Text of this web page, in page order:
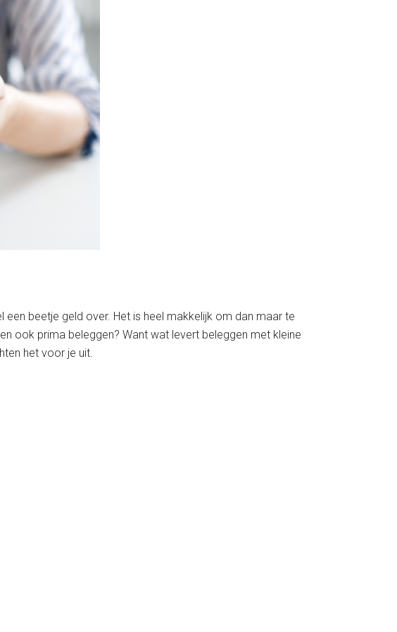
beetje geld over. Het is heel makkelijk om dan maar te
ook prima beleggen? Want wat levert beleggen met kleine
het voor je uit.